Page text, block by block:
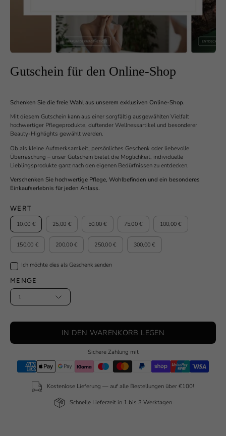
Gutschein für den Online-Shop
Schenken Sie die freie Wahl aus unserem exklusiven Online-Shop.
Mit diesem Gutschein kann aus einer sorgfältig ausgewählten Vielfalt
hochwertiger Pflegeprodukte, duftender Wellnessartikel und besonderer
Beauty-Highlights gewählt werden.
Ob als kleine Aufmerksamkeit, persönliches Geschenk oder liebevolle
Überraschung – unser Gutschein bietet die Möglichkeit, individuelle
Lieblingsprodukte ganz nach den eigenen Bedürfnissen zu entdecken.
Verschenken Sie hochwertige Pflege, Wohlbefinden und ein besonderes
Einkaufserlebnis für jeden Anlass.
WERT
10,00 € 25,00 € 50,00 € 75,00 € 100,00 €
150,00 € 200,00 € 250,00 € 300,00 €
Ich möchte dies als Geschenk senden
MENGE
1
IN DEN WARENKORB LEGEN
Sichere Zahlung mit
Kostenlose Lieferung — auf alle Bestellungen über €100!
Schnelle Lieferzeit in 1 bis 3 Werktagen